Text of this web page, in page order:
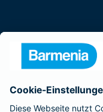
Barmenia